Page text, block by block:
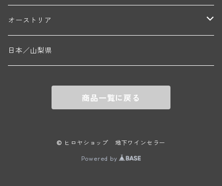
エマニュエル・ルジェ(フラジェ・エシェゾー)
ニコラ・ルジェ(フラジェ・エシェゾー)
ドニ・モルテ(ジュヴレ・シャンベルタン)
ドニ・ペール・エ・フィス(ペルナン・ヴェルジュレス)
コント・ラフォン(ムルソー)
フランソワ・ミクルスキ(ムルソー)
ニコラ・ジェイ
ラインガウ
ゲオルグ・ブロイヤー
フランケン
オーストリア
テルメンレギオン
セップ・モーザ―
カンプタール
日本／山梨県
商品一覧に戻る
© ヒロヤショップ 地下ワインセラー
Powered by